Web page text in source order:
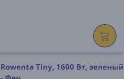
Rowenta Tiny, 1600 Вт, зеленый